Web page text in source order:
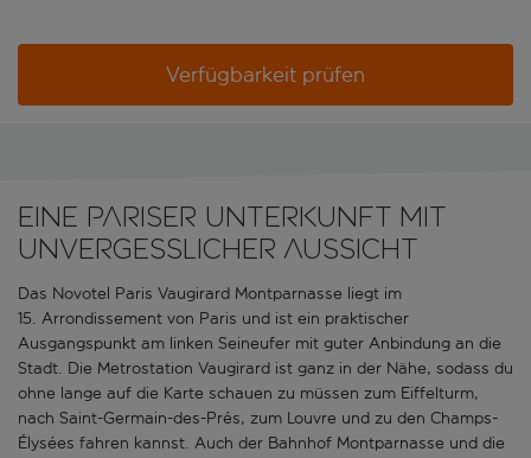
Verfügbarkeit prüfen
Eine Pariser Unterkunft mit
unvergesslicher Aussicht
Das Novotel Paris Vaugirard Montparnasse liegt im
15. Arrondissement von Paris und ist ein praktischer
Ausgangspunkt am linken Seineufer mit guter Anbindung an die
Stadt. Die Metrostation Vaugirard ist ganz in der Nähe, sodass du
ohne lange auf die Karte schauen zu müssen zum Eiffelturm,
nach Saint-Germain-des-Prés, zum Louvre und zu den Champs-
Élysées fahren kannst. Auch der Bahnhof Montparnasse und die